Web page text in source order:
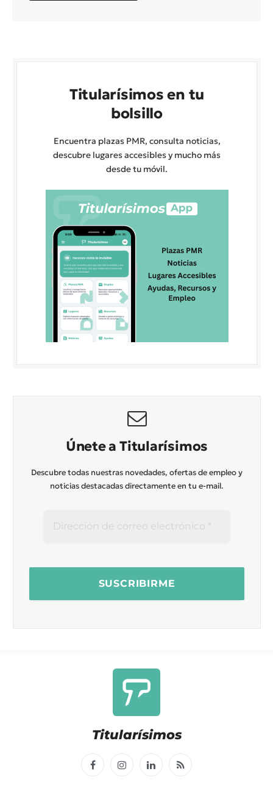
Titularísimos en tu
bolsillo
Encuentra plazas PMR, consulta noticias,
descubre lugares accesibles y mucho más
desde tu móvil.
Únete a Titularísimos
Descubre todas nuestras novedades, ofertas de empleo y
noticias destacadas directamente en tu e-mail.
Titularísimos
FacebookInstagramLinkedInRSS